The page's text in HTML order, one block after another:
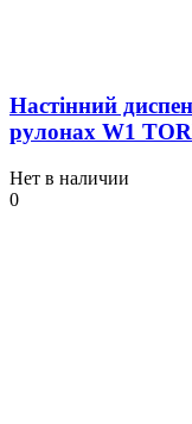
Настінний
рулонах W1
Нет в наличии
0